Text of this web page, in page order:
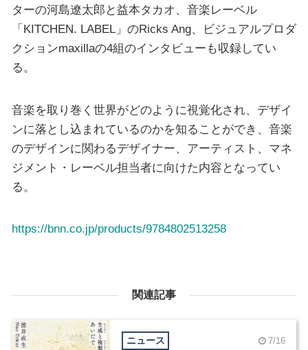
ターの河島遼太郎と益本タカオ、音楽レーベル
「KITCHEN. LABEL」のRicks Ang、ビジュアルプロダ
クションmaxillaの4組のインタビューも収録してい
る。
音楽を取り巻く世界がどのように視覚化され、デザイ
ンに落とし込まれているのかを知ることができ、音楽
のデザインに関わるデザイナー、アーティスト、マネ
ジメント・レーベル担当者に向けた内容となってい
る。
https://bnn.co.jp/products/9784802513258
関連記事
ニュース 7/16